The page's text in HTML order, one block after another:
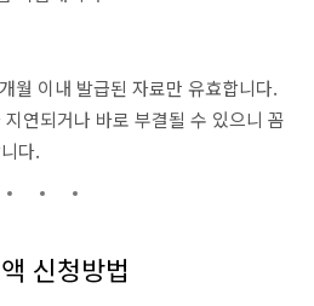
월 이내 발급된 자료만 유효합니다.
연되거나 바로 부결될 수 있으니 꼼
다.
신청방법